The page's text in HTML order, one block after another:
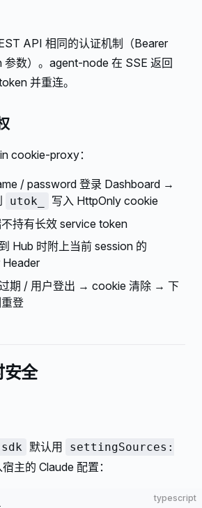
API 相同的认证机制（Bearer
数）。agent-node 在 SSE 返回
并重连。
cookie-proxy：
/ password 登录 Dashboard →
utok_
写入 HttpOnly cookie
持有长效 service token
Hub 时附上当前 session 的
Header
期 / 用户登出 → cookie 清除 → 下
登
安全
默认用
settingSources:
主的 Claude 配置：
typescript